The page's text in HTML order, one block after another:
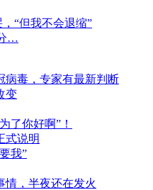
“但我不会退缩”
…
病毒，专家有最新判断
变
了你好啊”！
式说明
我”
情，半夜还在发火